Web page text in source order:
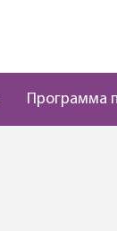
Программа